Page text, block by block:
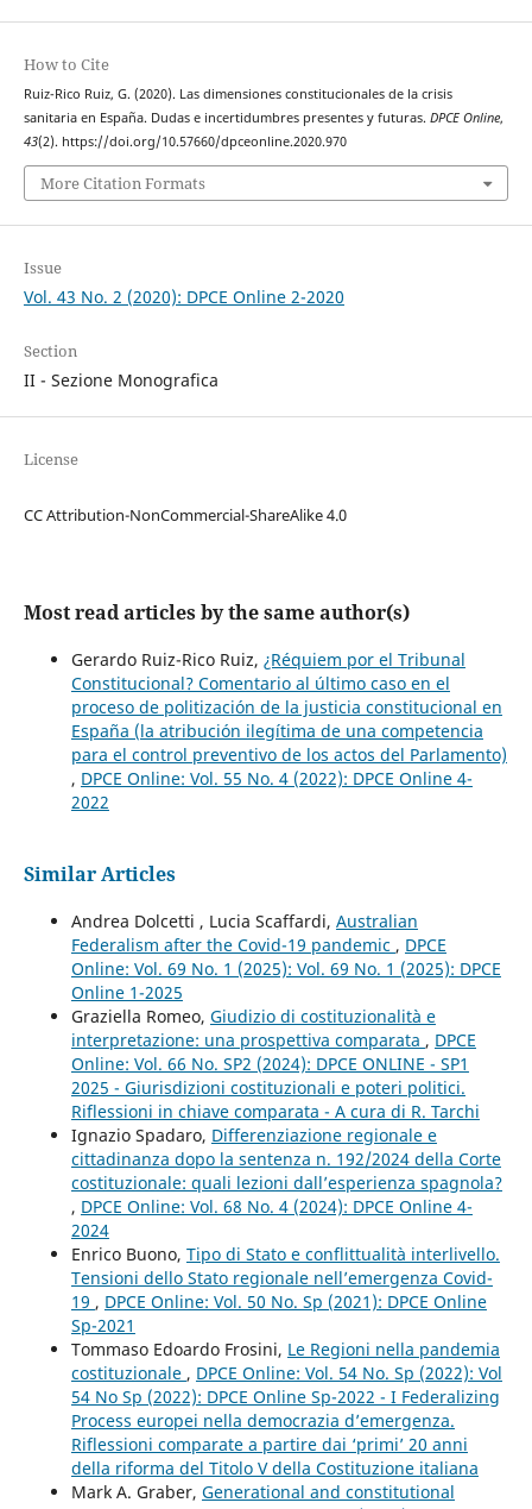
How to Cite
Ruiz-Rico Ruiz, G. (2020). Las dimensiones constitucionales de la crisis
sanitaria en España. Dudas e incertidumbres presentes y futuras. DPCE Online,
43(2). https://doi.org/10.57660/dpceonline.2020.970
More Citation Formats
Issue
Vol. 43 No. 2 (2020): DPCE Online 2-2020
Section
II - Sezione Monografica
License
CC Attribution-NonCommercial-ShareAlike 4.0
Most read articles by the same author(s)
Gerardo Ruiz-Rico Ruiz, ¿Réquiem por el Tribunal
Constitucional? Comentario al último caso en el
proceso de politización de la justicia constitucional en
España (la atribución ilegítima de una competencia
para el control preventivo de los actos del Parlamento)
, DPCE Online: Vol. 55 No. 4 (2022): DPCE Online 4-
2022
Similar Articles
Andrea Dolcetti , Lucia Scaffardi, Australian
Federalism after the Covid-19 pandemic , DPCE
Online: Vol. 69 No. 1 (2025): Vol. 69 No. 1 (2025): DPCE
Online 1-2025
Graziella Romeo, Giudizio di costituzionalità e
interpretazione: una prospettiva comparata , DPCE
Online: Vol. 66 No. SP2 (2024): DPCE ONLINE - SP1
2025 - Giurisdizioni costituzionali e poteri politici.
Riflessioni in chiave comparata - A cura di R. Tarchi
Ignazio Spadaro, Differenziazione regionale e
cittadinanza dopo la sentenza n. 192/2024 della Corte
costituzionale: quali lezioni dall’esperienza spagnola?
, DPCE Online: Vol. 68 No. 4 (2024): DPCE Online 4-
2024
Enrico Buono, Tipo di Stato e conflittualità interlivello.
Tensioni dello Stato regionale nell’emergenza Covid-
19 , DPCE Online: Vol. 50 No. Sp (2021): DPCE Online
Sp-2021
Tommaso Edoardo Frosini, Le Regioni nella pandemia
costituzionale , DPCE Online: Vol. 54 No. Sp (2022): Vol
54 No Sp (2022): DPCE Online Sp-2022 - I Federalizing
Process europei nella democrazia d’emergenza.
Riflessioni comparate a partire dai ‘primi’ 20 anni
della riforma del Titolo V della Costituzione italiana
Mark A. Graber, Generational and constitutional